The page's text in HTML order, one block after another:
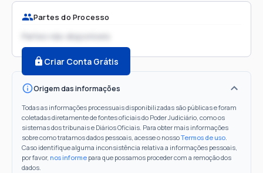
Partes do Processo
Partes não disponíveis
Criar Conta Grátis
Origem das informações
Todas as informações processuais disponibilizadas são públicas e foram
coletadas diretamente de fontes oficiais do Poder Judiciário, como os
sistemas dos tribunais e Diários Oficiais. Para obter mais informações
sobre como tratamos dados pessoais, acesse o nossoTermos de uso.
Caso identifique alguma inconsistência relativa a informações pessoais,
por favor, nos informe para que possamos proceder com a remoção dos
dados.